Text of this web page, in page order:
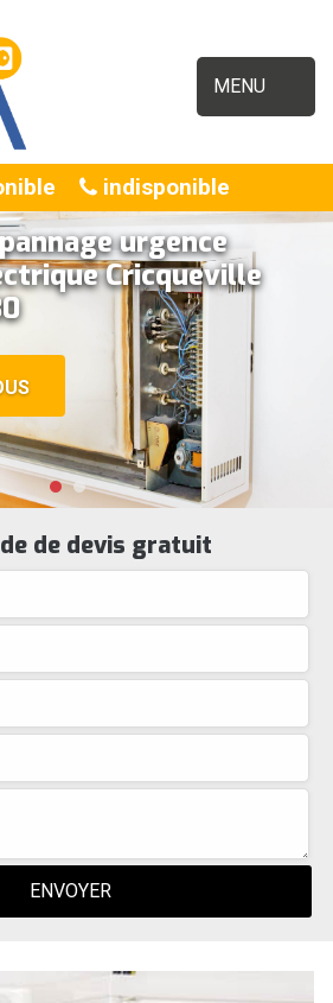
MENU
indisponible
urgence
Cricqueville
de devis gratuit